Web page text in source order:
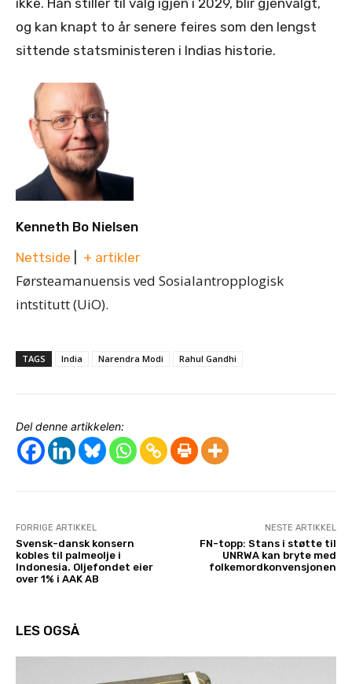
ikke. Han stiller til valg igjen i 2029, blir gjenvalgt,
og kan knapt to år senere feires som den lengst
sittende statsministeren i Indias historie.
Kenneth Bo Nielsen
Nettside
+ artikler
Førsteamanuensis ved Sosialantropplogisk
intstitutt (UiO).
TAGS India Narendra Modi Rahul Gandhi
Del denne artikkelen:
FORRIGE ARTIKKEL
Svensk-dansk konsern
kobles til palmeolje i
Indonesia. Oljefondet eier
over 1% i AAK AB
NESTE ARTIKKEL
FN-topp: Stans i støtte til
UNRWA kan bryte med
folkemordkonvensjonen
LES OGSÅ